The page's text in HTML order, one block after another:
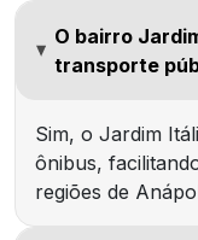
O bairro
transporte
Sim, o Jardim
ônibus,
regiões de